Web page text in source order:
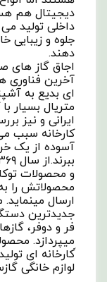
دیجیتال هم
داخلی تولید
جلوه و زیبایی
دهند.
اجاق گاز های
آخرین فناوری
ای بدیع به
متریال بسیار
ایرانی و نیز
کارخانه سبب
آسوده از یک
و محصولات
محصولاتش را
ارسال
جدیدترین
فر و دوفر،
َکارخانه ای
لوازم خانگی